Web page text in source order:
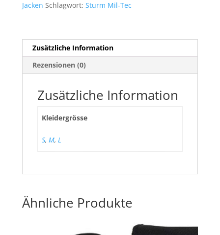
Jacken Schlagwort: Sturm Mil-Tec
Zusätzliche Information
Rezensionen (0)
Zusätzliche Information
Kleidergrösse
S, M, L
Ähnliche Produkte